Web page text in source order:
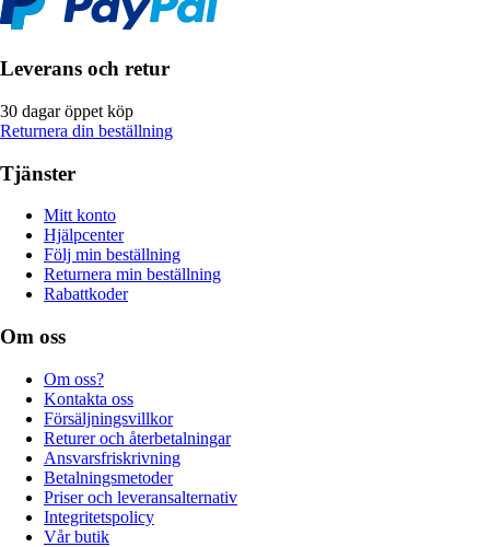
Leverans och retur
30 dagar öppet köp
Returnera din beställning
Tjänster
Mitt konto
Hjälpcenter
Följ min beställning
Returnera min beställning
Rabattkoder
Om oss
Om oss?
Kontakta oss
Försäljningsvillkor
Returer och återbetalningar
Ansvarsfriskrivning
Betalningsmetoder
Priser och leveransalternativ
Integritetspolicy
Vår butik